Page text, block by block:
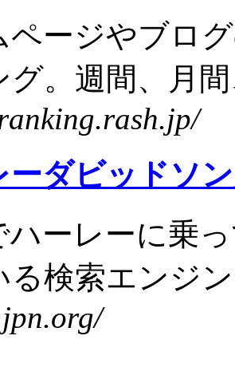
ページやブロ
グ。週間、月
ーダビッドソ
ハーレーに乗
る検索エンジ